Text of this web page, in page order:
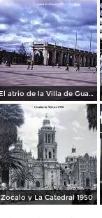
El atrio de la Villa de Guadalupe 1950.
Zocalo y La Catedral 1950